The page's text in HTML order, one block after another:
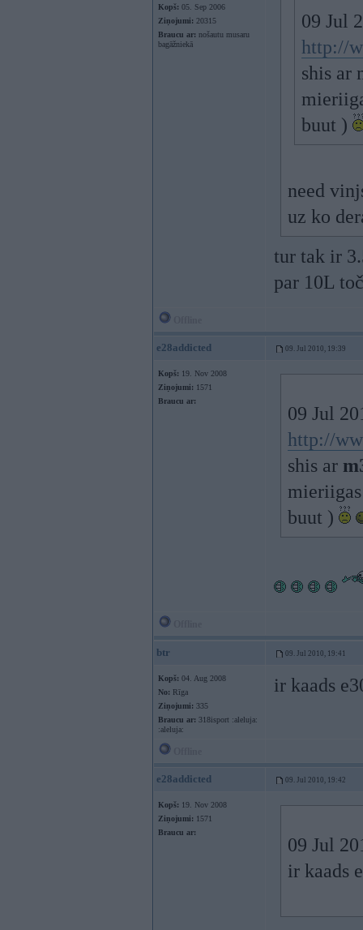
Kopš: 05. Sep 2006
Ziņojumi: 20315
Braucu ar: nošautu musaru
bagāžniekā
09 Jul
http://
shis ar
buut )
need
uz ko
tur tak ir
par 10L
e28addicted 09. Jul 2010, 19:39
Kopš: 19. Nov 2008
Ziņojumi: 1571
Braucu ar:
09 Jul
http://
shis ar
buut )
btr 09. Jul 2010, 19:41
Kopš: 04. Aug 2008
No: Rīga
Ziņojumi: 335
Braucu ar: 318isport :aleluja:
:aleluja:
ir kaads
e28addicted 09. Jul 2010, 19:42
Kopš: 19. Nov 2008
Ziņojumi: 1571
Braucu ar:
09 Jul
ir kaads